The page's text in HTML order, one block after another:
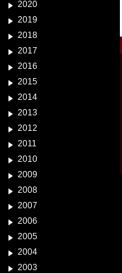
2020
2019
2018
2017
2016
2015
2014
2013
2012
2011
2010
2009
2008
2007
2006
2005
2004
2003